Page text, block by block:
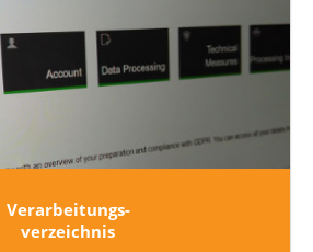
Verarbeitungs-
verzeichnis